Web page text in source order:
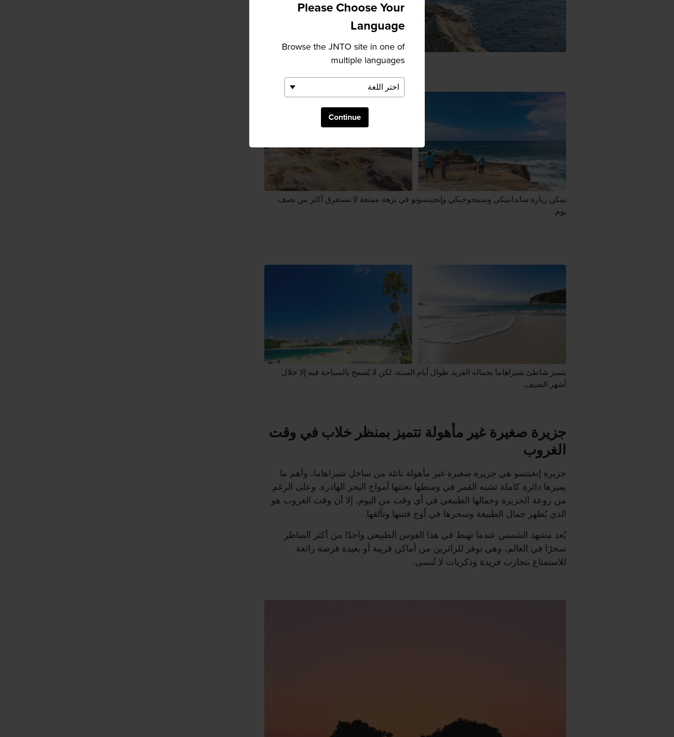
Please Choose Your
Language
Browse the JNTO site in one of
multiple languages
Continue
يمكن زيارة ساندانبيكي وسينجوجيكي وإنجيتسوتو في نزهة ممتعة لا تستغرق أكثر من نصف
يوم.
يتميز شاطئ شيراهاما بجماله الفريد طوال أيام السنة، لكن لا يُسمح بالسباحة فيه إلا خلال
أشهر الصيف.
جزيرة صغيرة غير مأهولة تتميز بمنظر خلاب في وقت
الغروب
جزيرة إنغيتسو هي جزيرة صغيرة غير مأهولة ناتئة من ساحل شيراهاما، وأهم ما
يميزها دائرة كاملة تشبه القمر في وسطها نحتتها أمواج البحر الهادرة. وعلى الرغم
من روعة الجزيرة وجمالها الطبيعي في أي وقت من اليوم، إلا أن وقت الغروب هو
الذي يُظهر جمال الطبيعة وسحرها في أوج فتنتها وتألقها.
يُعد مشهد الشمس عندما تهبط في هذا القوس الطبيعي واحدًا من أكثر المناظر
سحرًا في العالم، وهي توفر للزائرين من أماكن قريبة أو بعيدة فرصة رائعة
للاستمتاع بتجارب فريدة وذكريات لا تُنسى.